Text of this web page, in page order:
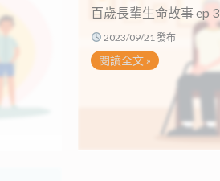
百歲長輩生命故事 ep 3
2023/09/21 發布
閱讀全文 »